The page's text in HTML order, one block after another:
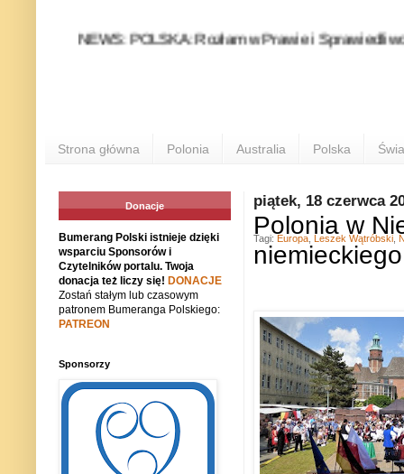
NEWS: POLSKA: Rozłam w Prawie i Sprawiedliwości
Strona główna Polonia Australia Polska
piątek, 18 czerwca
Polonia w
niemieckiego
Tagi: Europa Leszek Wątróbski
Donacje
Bumerang Polski istnieje dzięki
wsparciu Sponsorów i
Czytelników portalu. Twoja
donacja też liczy się! DONACJE
Zostań stałym lub czasowym
patronem Bumeranga Polskiego:
PATREON
Sponsorzy